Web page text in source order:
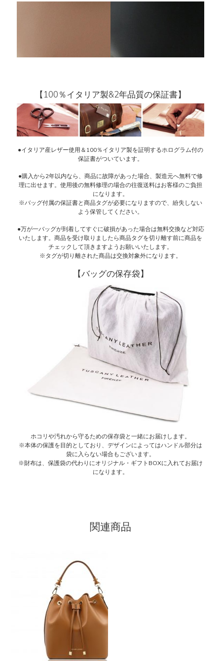
【100％イタリア製&2年品質の保証書】
●イタリア産レザー使用＆100％イタリア製を証明するホログラム付の
保証書がついています。
●購入から2年以内なら、商品に故障があった場合、製造元へ無料で修
理に出せます。使用後の無料修理の場合の往復送料はお客様のご負担
になります。
※バッグ付属の保証書と商品タグが必要になりますので、紛失しない
よう保管してください。
●万が一バッグが到着してすぐに破損があった場合は無料交換など対応
いたします。商品を受け取りましたら商品タグを切り離す前に商品を
チェックして頂きますようお願いいたします。
※タグが切り離された商品は交換対象外になります。
【バッグの保存袋】
ホコリや汚れから守るための保存袋と一緒にお届けします。
※本体の保護を目的としており、デザインによってはハンドル部分は
袋に入らない場合もございます。
※財布は、保護袋の代わりにオリジナル・ギフトBOXに入れてお届け
になります。
関連商品
の